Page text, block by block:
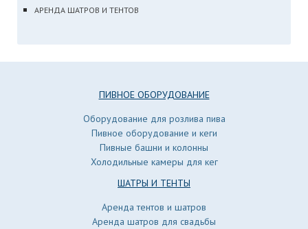
АРЕНДА ШАТРОВ И ТЕНТОВ
ПИВНОЕ ОБОРУДОВАНИЕ
Оборудование для розлива пива
Пивное оборудование и кеги
Пивные башни и колонны
Холодильные камеры для кег
ШАТРЫ И ТЕНТЫ
Аренда тентов и шатров
Аренда шатров для свадьбы